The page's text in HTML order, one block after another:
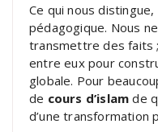
Ce qui nous
pédagogique. Nous
transmettre des faits
entre eux pour
globale. Pour
de cours d’islam de
d’une transformation